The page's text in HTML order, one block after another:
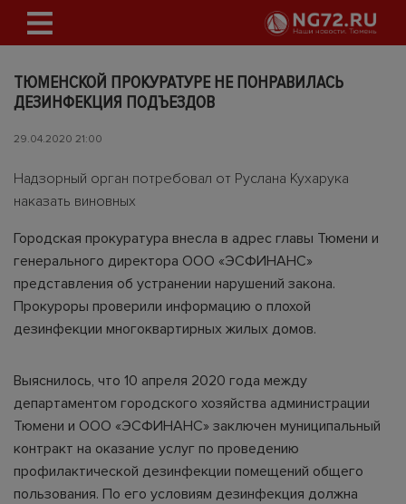
ТЮМЕНСКОЙ ПРОКУРАТУРЕ НЕ ПОНРАВИЛАСЬ
ДЕЗИНФЕКЦИЯ ПОДЪЕЗДОВ
29.04.2020 21:00
Надзорный орган потребовал от Руслана Кухарука
наказать виновных
Городская прокуратура внесла в адрес главы Тюмени и
генерального директора ООО «ЭСФИНАНС»
представления об устранении нарушений закона.
Прокуроры проверили информацию о плохой
дезинфекции многоквартирных жилых домов.
Выяснилось, что 10 апреля 2020 года между
департаментом городского хозяйства администрации
Тюмени и ООО «ЭСФИНАНС» заключен муниципальный
контракт на оказание услуг по проведению
профилактической дезинфекции помещений общего
пользования. По его условиям дезинфекция должна